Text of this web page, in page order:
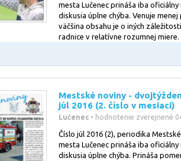
mesta Lučenec prináša iba
diskusia úplne chýba. Venuje
väčšina obsahu je o iných
radnice v relatívne rozumnej miere.
Mestské noviny -
júl 2016 (2. číslo v mesiaci)
Lučenec • hodnotenie zverejnené
Číslo júl 2016 (2), periodika
mesta Lučenec prináša iba
diskusia úplne chýba. Prináša